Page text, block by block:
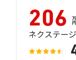
206 万
円
ネクステージ